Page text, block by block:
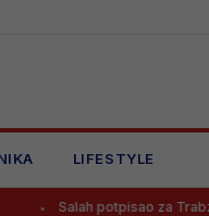
LIFESTYLE
potpisao za Trabzonspor,